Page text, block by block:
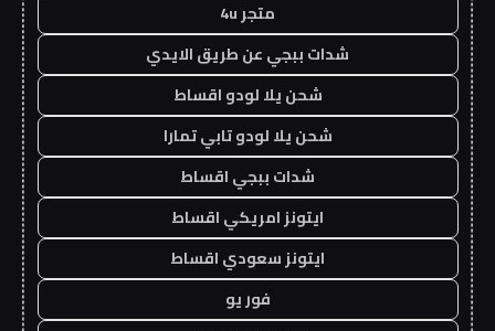
متجر 4u
شدات ببجي عن طريق الايدي
شحن يلا لودو اقساط
شحن يلا لودو تابي تمارا
شدات ببجي اقساط
ايتونز امريكي اقساط
ايتونز سعودي اقساط
فور يو